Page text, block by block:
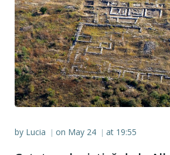
by Lucia | on May 24 | at 19:55